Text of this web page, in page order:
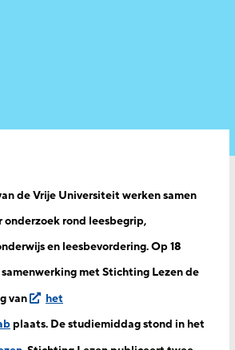
de Vrije Universiteit werken samen
rond leesbegrip,
en leesbevordering. Op 18
met Stichting Lezen de
van
het
plaats. De studiemiddag stond in het